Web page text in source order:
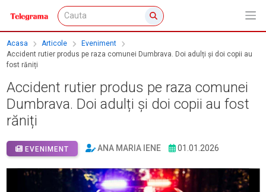
Acasa Articole
Eveniment
Accident rutier produs pe raza comunei Dumbrava. Doi adulți și doi copii au
fost răniți
Accident rutier produs pe raza comunei
Dumbrava. Doi adulți și doi copii au fost
răniți
EVENIMENT ANA MARIA IENE 01.01.2026